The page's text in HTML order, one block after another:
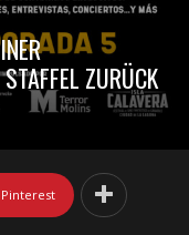
ZURÜCK
Pinterest